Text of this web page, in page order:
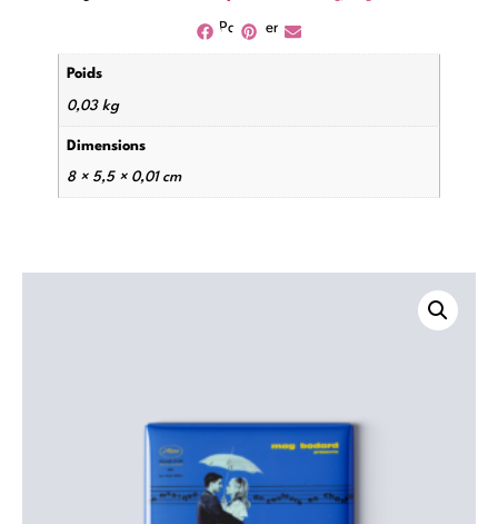
Partager
Poids
0,03 kg
Dimensions
8 × 5,5 × 0,01 cm